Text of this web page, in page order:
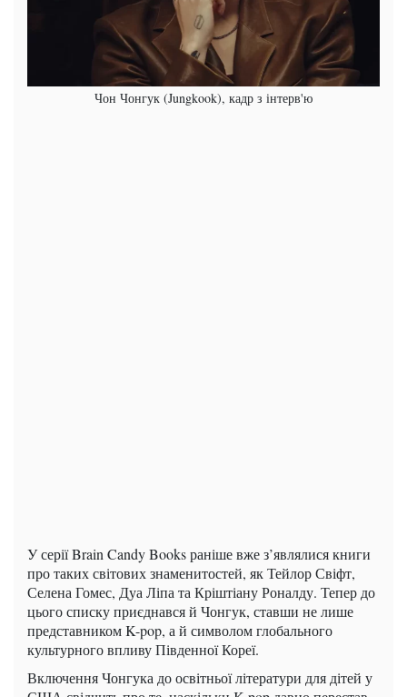
Чон Чонгук (Jungkook), кадр з інтерв'ю
У серії Brain Candy Books раніше вже з’являлися книги
про таких світових знаменитостей, як Тейлор Свіфт,
Селена Гомес, Дуа Ліпа та Кріштіану Роналду. Тепер до
цього списку приєднався й Чонгук, ставши не лише
представником K-pop, а й символом глобального
культурного впливу Південної Кореї.
Включення Чонгука до освітньої літератури для дітей у